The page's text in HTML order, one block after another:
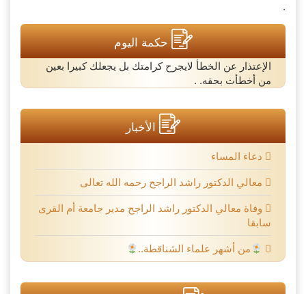
.
حكمة اليوم
الإعتذار عن الخطأ لايجرح كرامتك بل يجعلك كبيرا بعين
من أخطأت بحقه. .
الأخبار
دعاء المساء
معالي الدكتور راشد الراجح رحمه الله تعالى
وفاة معالي الدكتور راشد الراجح مدير جامعة أم القرى
سابقا
من أشهر علماء الشناقطة..